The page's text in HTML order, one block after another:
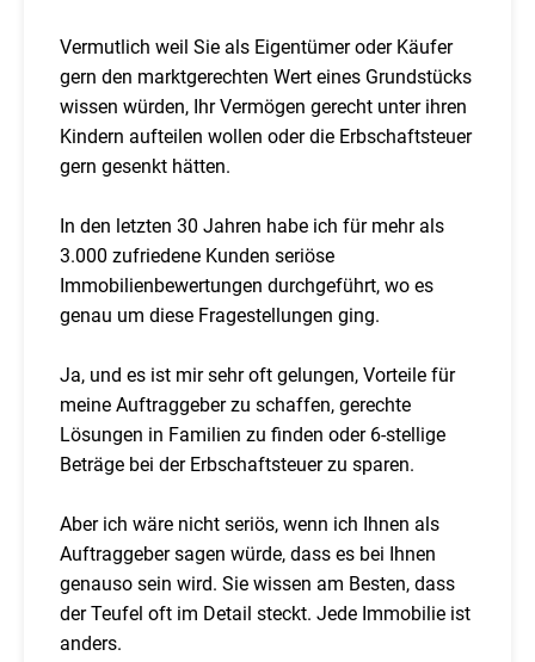
Vermutlich weil Sie als Eigentümer oder Käufer
gern den marktgerechten Wert eines Grundstücks
wissen würden, Ihr Vermögen gerecht unter ihren
Kindern aufteilen wollen oder die Erbschaftsteuer
gern gesenkt hätten.
In den letzten 30 Jahren habe ich für mehr als
3.000 zufriedene Kunden seriöse
Immobilienbewertungen durchgeführt, wo es
genau um diese Fragestellungen ging.
Ja, und es ist mir sehr oft gelungen, Vorteile für
meine Auftraggeber zu schaffen, gerechte
Lösungen in Familien zu finden oder 6-stellige
Beträge bei der Erbschaftsteuer zu sparen.
Aber ich wäre nicht seriös, wenn ich Ihnen als
Auftraggeber sagen würde, dass es bei Ihnen
genauso sein wird. Sie wissen am Besten, dass
der Teufel oft im Detail steckt. Jede Immobilie ist
anders.